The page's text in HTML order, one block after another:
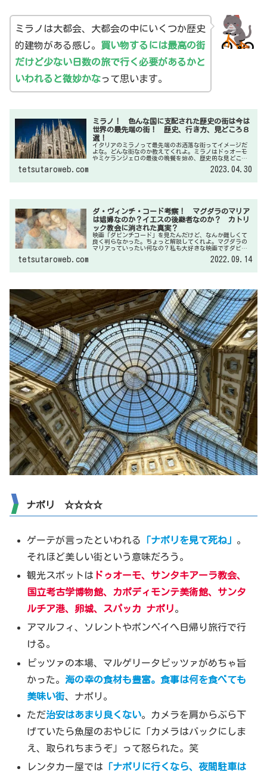
ミラノは大都会、大都会の中にいくつか歴史
的建物がある感じ。 買い物するには最高の街
だけど少ない日数の旅で行く必要があるかと
いわれると微妙かなって思います。
ミラノ！ 色んな国に支配された歴史の街は今は
世界の最先端の街！ 歴史、行き方、見どころ８
選！
イタリアのミラノって最先端のお洒落な街ってイメージだ
よな。どんな街なのか教えてくれよ。ミラノはドゥオーモ
やミケランジェロの最後の晩餐を始め、歴史的な見どころ
が花開いた街。そのギャップがたまらない街です。
tetsutaroweb.com 2023.04.30
ダ・ヴィンチ・コード考察！ マグダラのマリア
は娼婦なのか？イエスの後継者なのか？ カトリ
ック教会に消された真実？
映画「ダビンチコード」を見たんだけど、なんか難しくて
良く判らなかった。ちょっと解説してくれよ。マグダラの
マリアっていったい何なの？私も大好きな映画ですダビン
アが実はイエスの後継者なのだというのが映画のストーリ
tetsutaroweb.com 2022.09.14
ナポリ ☆☆☆☆
ゲーテが言ったといわれる 「ナポリを見て死ね
。
それほど美しい街という意味だろう。
観光スポットは ドゥオーモ、サンタキアーラ教会、
国立考古学博物館、カポディモンテ美術館、サンタ
ルチア港、卵城、スパッカ ナポリ。
アマルフィ、ソレントやポンペイへ日帰り旅行で行
ける。
ピッツァの本場、マルゲリータピッツァがめちゃ旨
かった。 海の幸の食材も豊富。食事は何を食べても
美味い街、ナポリ。
ただ治安はあまり良くない。カメラを肩からぶら下
げていたら魚屋のおやじに「カメラはバックにしま
え、取られちまうぞ」って怒られた。笑
レンタカー屋では 「ナポリに行くなら、夜間駐車は